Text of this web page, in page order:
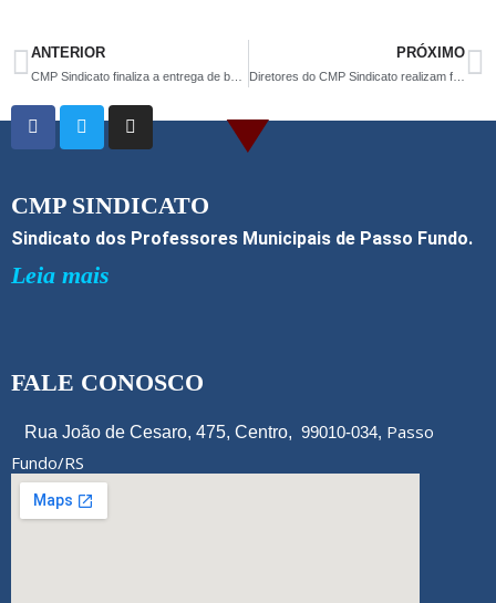
ce
b
o
o
k
tt
er e
ANTERIOR
CMP Sindicato finaliza a entrega de banners pelo Piso do Magistério para as escolas da rede
PRÓXIMO
Diretores do CMP Sindicato realizam formação na EMEF Irmã Maria Catarina
CMP SINDICATO
Sindicato dos Professores Municipais de Passo Fundo.
Leia mais
FALE CONOSCO
Rua João de Cesaro, 475, Centro, 99010-034, Passo
Fundo/RS